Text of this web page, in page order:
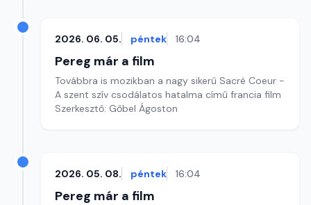
2026. 06. 05. péntek 16:04
Pereg már a film
Továbbra is mozikban a nagy sikerű Sacré Coeur -
A szent szív csodálatos hatalma című francia film
Szerkesztő: Gőbel Ágoston
2026. 05. 08. péntek 16:04
Pereg már a film